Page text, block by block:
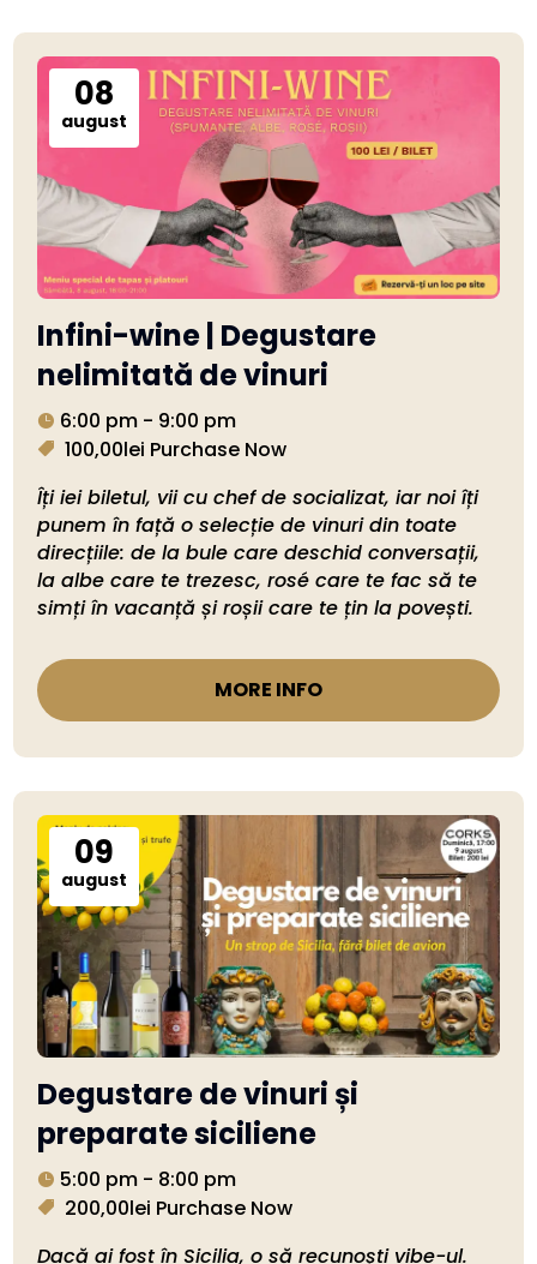
08
august
Infini-wine | Degustare
nelimitată de vinuri
6:00 pm - 9:00 pm
100,00lei Purchase Now
Îți iei biletul, vii cu chef de socializat, iar noi îți
punem în față o selecție de vinuri din toate
direcțiile: de la bule care deschid conversații,
la albe care te trezesc, rosé care te fac să te
simți în vacanță și roșii care te țin la povești.
MORE INFO
09
august
Degustare de vinuri și
preparate siciliene
5:00 pm - 8:00 pm
200,00lei Purchase Now
Dacă ai fost în Sicilia, o să recunoști vibe-ul.